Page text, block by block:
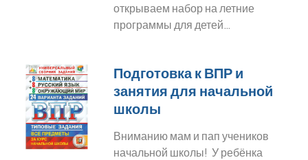
открываем набор на летние
программы для детей…
Подготовка к ВПР и
занятия для начальной
школы
Вниманию мам и пап учеников
начальной школы! У ребёнка